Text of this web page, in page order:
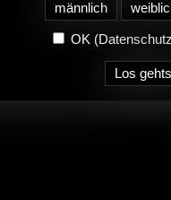
männlich
OK